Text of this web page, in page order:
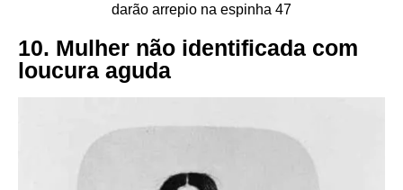
darão arrepio na espinha 47
10. Mulher não identificada com
loucura aguda